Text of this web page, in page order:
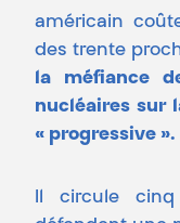
américain
des trente
la méfiance
nucléaires sur
« progressive ».
Il circule cinq